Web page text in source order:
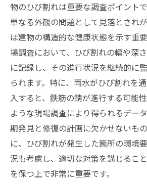
物のひび割れは重要な調査ポイントで
単なる外観の問題として見落とされ
は建物の構造的な健康状態を示す重
場調査において、ひび割れの幅や深
に記録し、その進行状況を継続的に
られます。特に、雨水がひび割れを
入すると、鉄筋の錆が進行する可能
ような現場調査により得られるデー
期発見と修復の計画に欠かせないも
に、ひび割れが発生した箇所の環境
況も考慮し、適切な対策を講じるこ
を保つ上で非常に重要です。